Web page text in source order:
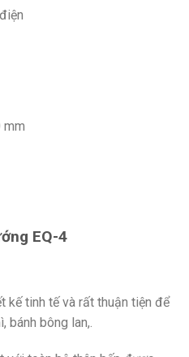
mm
EQ-4
kế tinh tế và rất thuận tiện để
bánh bông lan,.